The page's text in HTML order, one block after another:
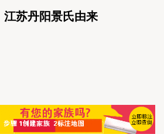
江苏丹阳景氏由来